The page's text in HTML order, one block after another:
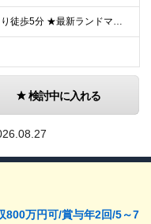
★各線「渋谷駅」より徒歩5分 ★最新ランドマークオフィスです！ ★転勤はありません 【本社】 東京都渋谷区道玄坂2-25-12 道玄坂通 dogenzaka-dori 5階 ※(変更の範囲)上記を除
検討中に入れる
800万円可/賞与年2回/5～7